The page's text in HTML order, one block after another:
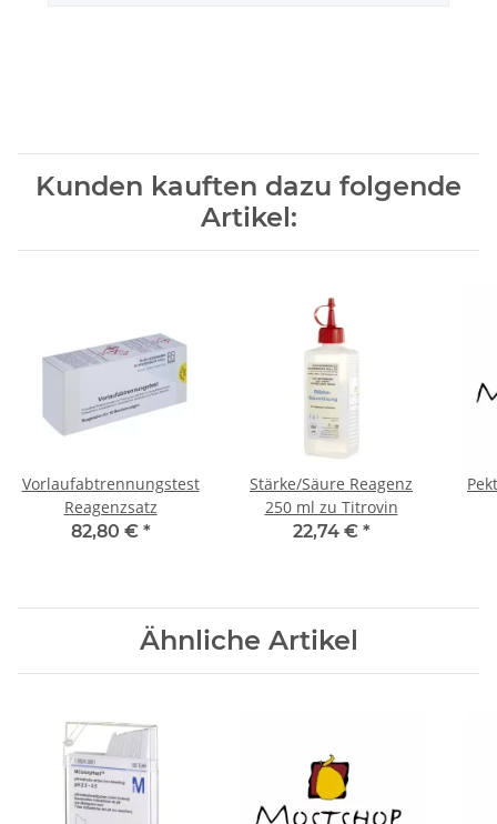
Kunden kauften dazu folgende
Artikel:
Vorlaufabtrennungstest
Reagenzsatz
82,80 € *
Stärke/Säure Reagenz
250 ml zu Titrovin
22,74 € *
Ähnliche Artikel